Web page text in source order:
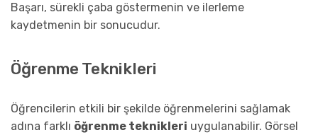
Başarı, sürekli çaba göstermenin ve ilerleme
kaydetmenin bir sonucudur.
Öğrenme Teknikleri
Öğrencilerin etkili bir şekilde öğrenmelerini sağlamak
adına farklı öğrenme teknikleri uygulanabilir. Görsel